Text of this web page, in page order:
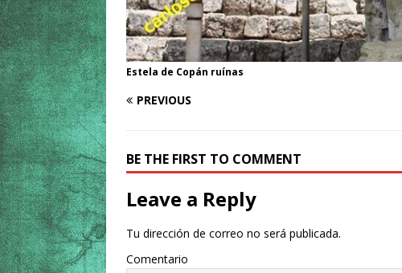
Estela de Copán ruínas
PREVIOUS
BE THE FIRST TO COMMENT
Leave a Reply
Tu dirección de correo no será publicada.
Comentario